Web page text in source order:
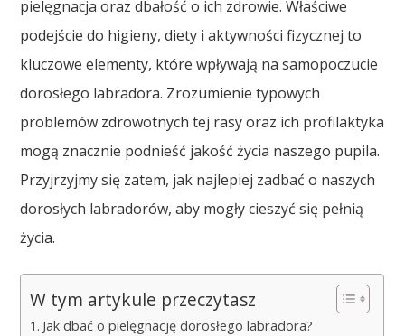
pielęgnacja oraz dbałość o ich zdrowie. Właściwe
podejście do higieny, diety i aktywności fizycznej to
kluczowe elementy, które wpływają na samopoczucie
dorosłego labradora. Zrozumienie typowych
problemów zdrowotnych tej rasy oraz ich profilaktyka
mogą znacznie podnieść jakość życia naszego pupila.
Przyjrzyjmy się zatem, jak najlepiej zadbać o naszych
dorosłych labradorów, aby mogły cieszyć się pełnią
życia.
W tym artykule przeczytasz
Jak dbać o pielęgnację dorosłego labradora?